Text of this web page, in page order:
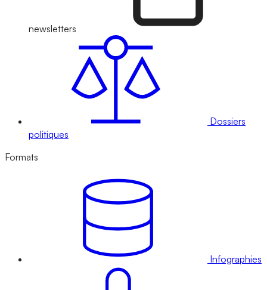
newsletters
Dossiers
politiques
Formats
Infographies